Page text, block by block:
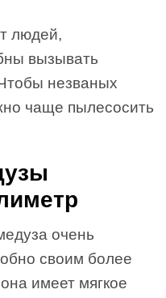
людей,
вызывать
незваных
чаще пылесосить
очень
своим более
имеет мягкое